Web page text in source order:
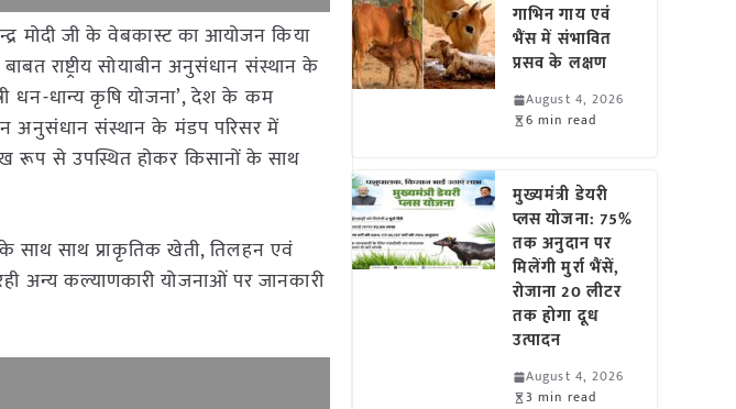
मोदी जी के वेबकास्ट का आयोजन किया
राष्ट्रीय सोयाबीन अनुसंधान संस्थान के
धन-धान्य कृषि योजना’, देश के कम
अनुसंधान संस्थान के मंडप परिसर में
रूप से उपस्थित होकर किसानों के साथ
साथ प्राकृतिक खेती, तिलहन एवं
अन्य कल्याणकारी योजनाओं पर जानकारी
गाभिन गाय एवं
भैंस में संभावित
प्रसव के लक्षण
August 4, 2026
6 min read
मुख्यमंत्री डेयरी
प्लस योजना: 75%
तक अनुदान पर
मिलेंगी मुर्रा भैंसें,
रोजाना 20 लीटर
तक होगा दूध
उत्पादन
August 4, 2026
3 min read